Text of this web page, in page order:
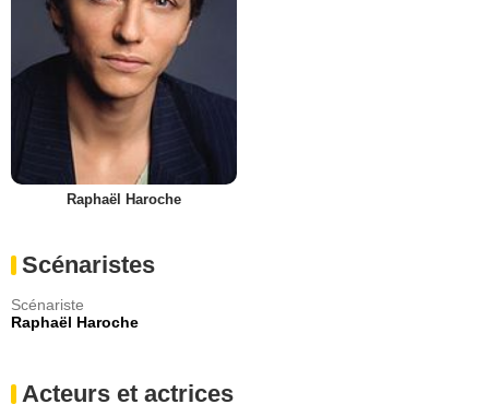
Raphaël Haroche
Scénaristes
Scénariste
Raphaël Haroche
Acteurs et actrices